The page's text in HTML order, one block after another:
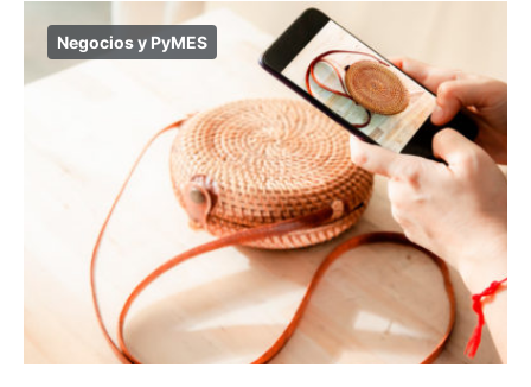
Negocios y PyMES